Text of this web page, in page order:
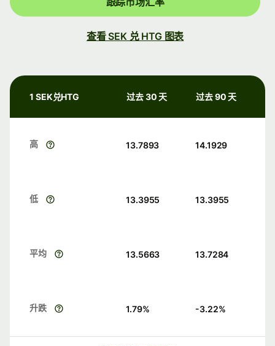
查看 SEK 兑 HTG 图表
1 SEK兑HTG 过去 30 天 过去 90 天
高 13.7893 14.1929
低 13.3955 13.3955
平均 13.5663 13.7284
升跌 1.79% -3.22%